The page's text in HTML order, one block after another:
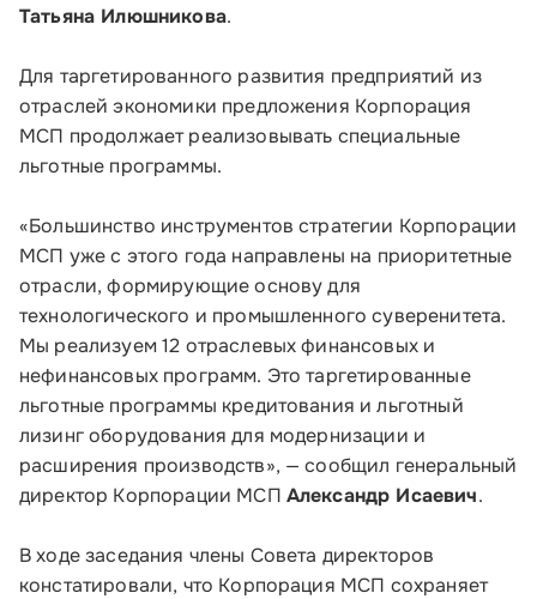
Время работы:
Почтовый адрес:
109012, г. Москва, Славянская площадь, д.4,
стр.1
Обратиться в Корпорацию
Татьяна Илюшникова.
Для таргетированного развития предприятий из
отраслей экономики предложения Корпорация
МСП продолжает реализовывать специальные
льготные программы.
«Большинство инструментов стратегии Корпорации
МСП уже с этого года направлены на приоритетные
отрасли, формирующие основу для
технологического и промышленного суверенитета.
Мы реализуем 12 отраслевых финансовых и
нефинансовых программ. Это таргетированные
льготные программы кредитования и льготный
лизинг оборудования для модернизации и
расширения производств», — сообщил генеральный
директор Корпорации МСП Александр Исаевич.
В ходе заседания члены Совета директоров
констатировали, что Корпорация МСП сохраняет